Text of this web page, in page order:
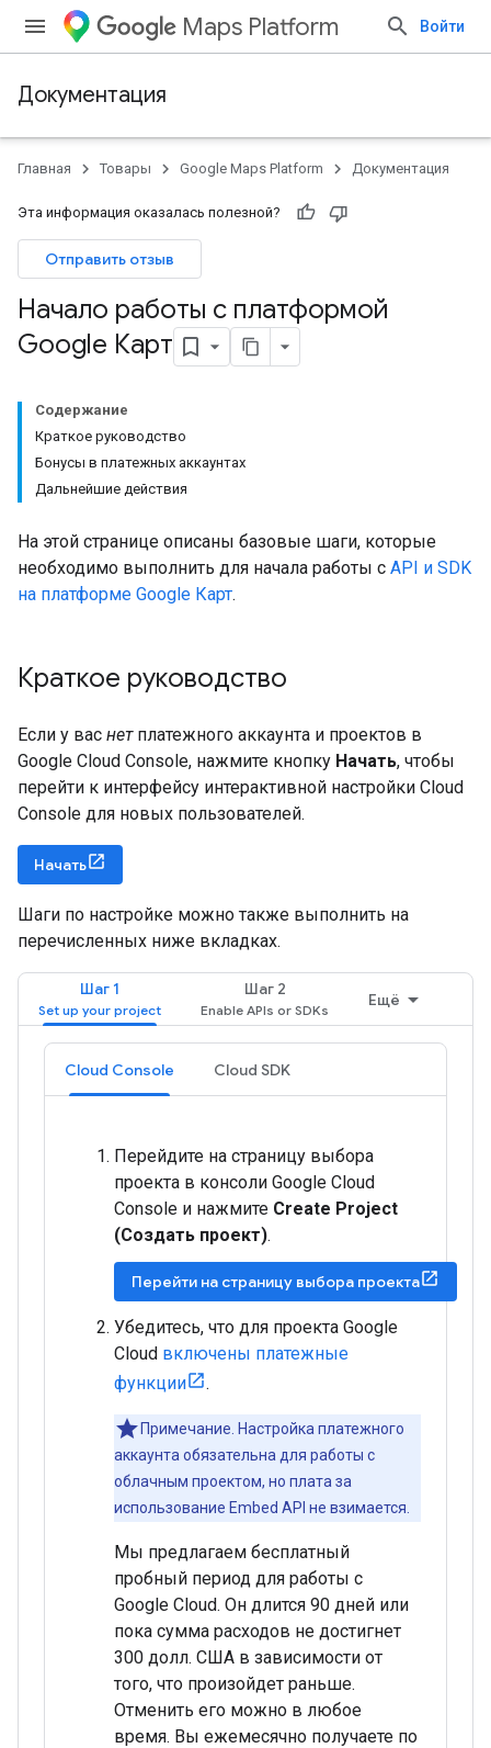
Maps Platform Войти
Документация
Главная Товары Google Maps Platform Документация
Эта информация оказалась полезной?
Отправить отзыв
Начало работы с платформой
Google Карт
Содержание
Краткое руководство
Бонусы в платежных аккаунтах
Дальнейшие действия
На этой странице описаны базовые шаги, которые
необходимо выполнить для начала работы с API и SDK
на платформе Google Карт.
Краткое руководство
Если у вас нетплатежного аккаунта и проектов в
Google Cloud Console, нажмите кнопку Начать, чтобы
перейти к интерфейсу интерактивной настройки Cloud
Console для новых пользователей.
Начать
Шаги по настройке можно также выполнить на
перечисленных ниже вкладках.
Шаг 1 Шаг 2
Ещё
Cloud Console Cloud SDK
Перейдите на страницу выбора
проекта в консоли Google Cloud
Console и нажмите Create Project
(Создать проект).
Перейти на страницу выбора проекта
Убедитесь, что для проекта Google
Cloud включены платежные
функции
.
Примечание. Настройка платежного
аккаунта обязательна для работы с
облачным проектом, но плата за
использование Embed API не взимается.
Мы предлагаем бесплатный
пробный период для работы с
Google Cloud. Он длится 90 дней или
пока сумма расходов не достигнет
300 долл. США в зависимости от
того, что произойдет раньше.
Отменить его можно в любое
время. Вы ежемесячно получаете по